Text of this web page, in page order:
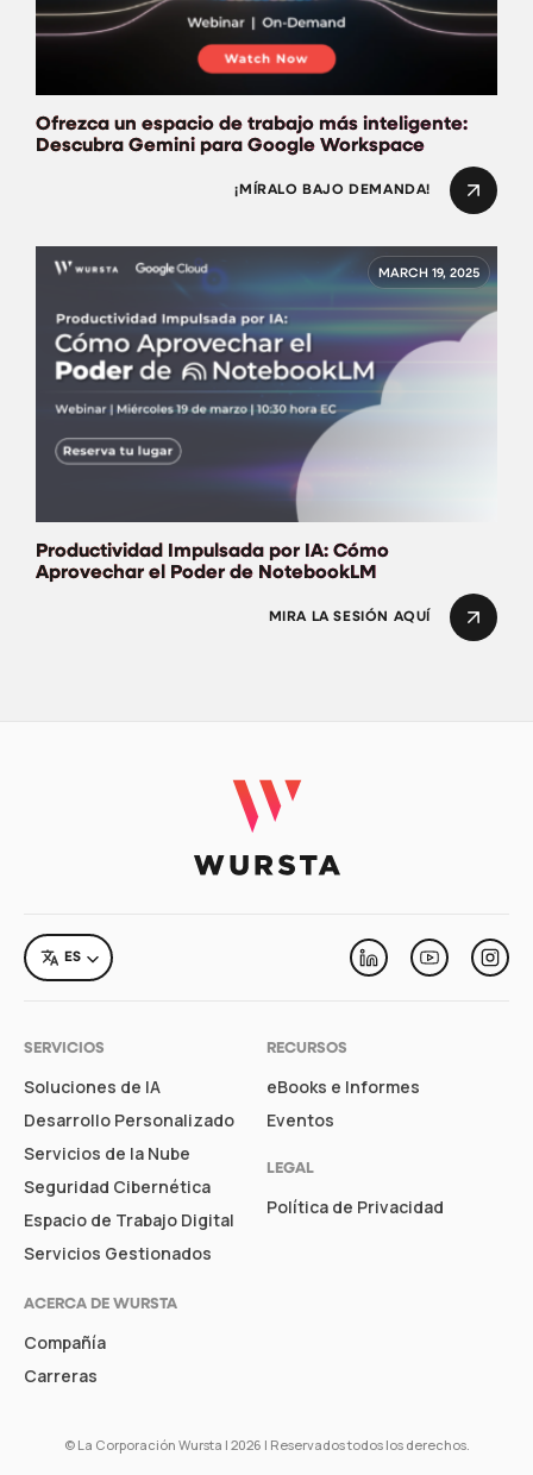
Ofrezca un espacio de trabajo más inteligente:
Descubra Gemini para Google Workspace
¡MÍRALO BAJO DEMANDA!
MARCH 19, 2025
Productividad Impulsada por IA: Cómo
Aprovechar el Poder de NotebookLM
MIRA LA SESIÓN AQUÍ
LinkedinYoutube
LANGUAGE
ES
SERVICIOS
Soluciones de IA
Desarrollo Personalizado
Servicios de la Nube
Seguridad Cibernética
Espacio de Trabajo Digital
Servicios Gestionados
RECURSOS
eBooks e Informes
Eventos
LEGAL
Política de Privacidad
ACERCA DE WURSTA
Compañía
Carreras
© La Corporación Wursta | 2026 | Reservados todos los derechos.